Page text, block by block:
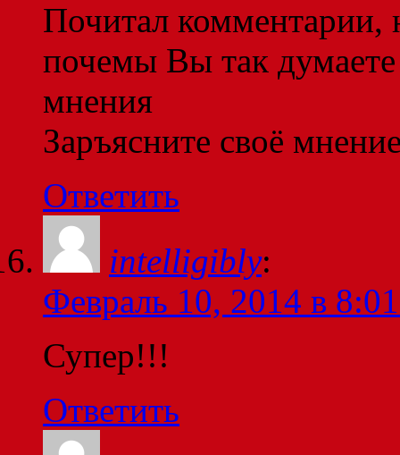
Почитал комментарии,
почемы Вы так
мнения
Заръясните своё
Ответить
intelligibly:
Февраль 10, 2014 в
Супер!!!
Ответить